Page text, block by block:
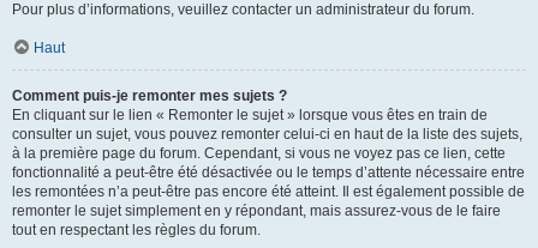
Pour plus d’informations, veuillez contacter un administrateur du forum.
Haut
Comment puis-je remonter mes sujets ?
En cliquant sur le lien « Remonter le sujet » lorsque vous êtes en train de
consulter un sujet, vous pouvez remonter celui-ci en haut de la liste des sujets,
à la première page du forum. Cependant, si vous ne voyez pas ce lien, cette
fonctionnalité a peut-être été désactivée ou le temps d’attente nécessaire entre
les remontées n’a peut-être pas encore été atteint. Il est également possible de
remonter le sujet simplement en y répondant, mais assurez-vous de le faire
tout en respectant les règles du forum.